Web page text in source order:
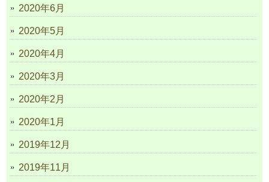
2020年6月
2020年5月
2020年4月
2020年3月
2020年2月
2020年1月
2019年12月
2019年11月